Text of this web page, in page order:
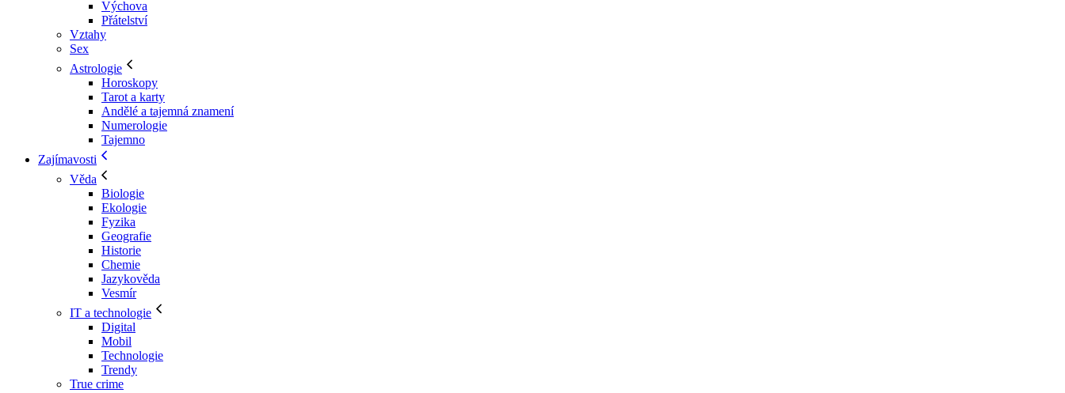
Výchova
Přátelství
Vztahy
Sex
Astrologie
Horoskopy
Tarot a karty
Andělé a tajemná znamení
Numerologie
Tajemno
Zajímavosti
Věda
Biologie
Ekologie
Fyzika
Geografie
Historie
Chemie
Jazykověda
Vesmír
IT a technologie
Digital
Mobil
Technologie
Trendy
True crime